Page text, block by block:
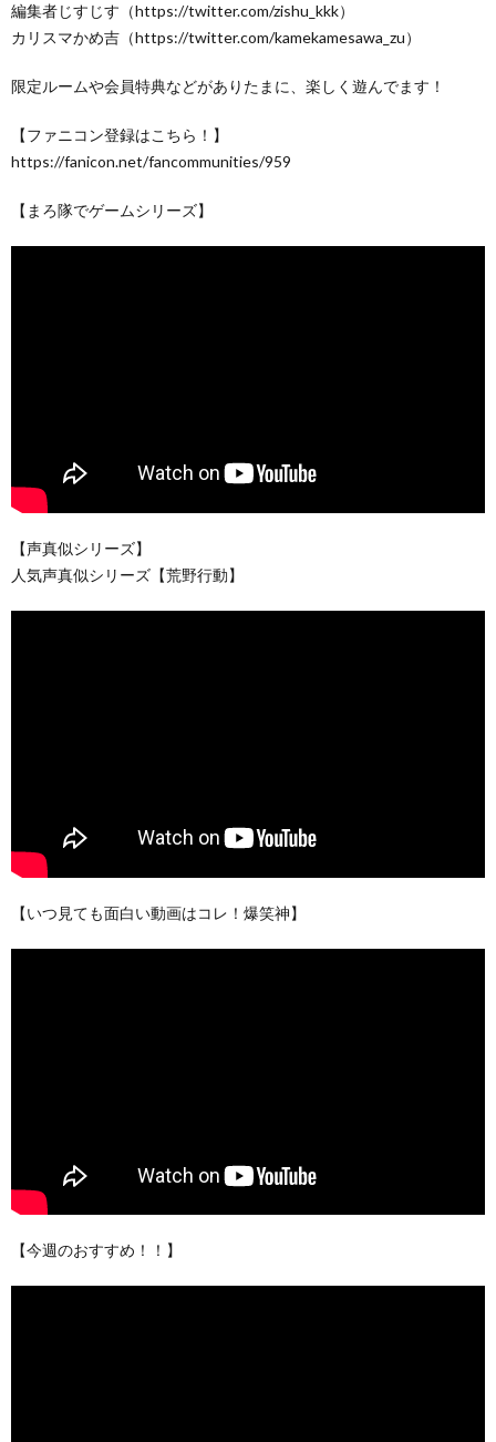
編集者じすじす（https://twitter.com/zishu_kkk）
カリスマかめ吉（https://twitter.com/kamekamesawa_zu）
限定ルームや会員特典などがありたまに、楽しく遊んでます！
【ファニコン登録はこちら！】
https://fanicon.net/fancommunities/959
【まろ隊でゲームシリーズ】
【声真似シリーズ】
人気声真似シリーズ【荒野行動】
【いつ見ても面白い動画はコレ！爆笑神】
【今週のおすすめ！！】